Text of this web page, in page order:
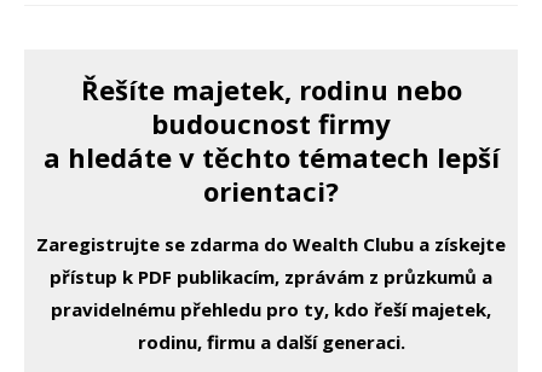
Řešíte majetek, rodinu nebo
budoucnost firmy
a hledáte v těchto tématech lepší
orientaci?
Zaregistrujte se zdarma do Wealth Clubu a získejte
přístup k PDF publikacím, zprávám z průzkumů a
pravidelnému přehledu pro ty, kdo řeší majetek,
rodinu, firmu a další generaci.